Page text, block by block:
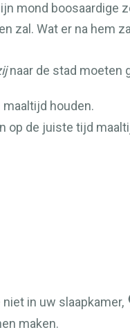
mond boosaardige
zal. Wat er na hem
naar de stad moeten
houden.
op de juiste tijd
in uw slaapkamer,
maken.